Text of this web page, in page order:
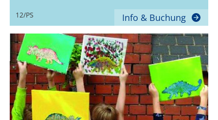
12/PS Info & Buchung